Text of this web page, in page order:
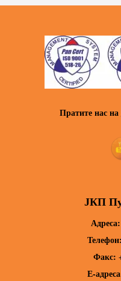
Пратите нас
ЈКП
Адреса:
Телефон:
Факс:
Е-